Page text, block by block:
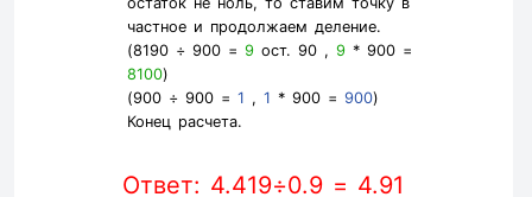
частное и продолжаем деление.
(8190 ÷ 900 = 9ост. 90 , 9* 900 =
8100)
(900 ÷ 900 = 1 , 1 * 900 = 900)
Конец расчета.
Ответ: 4.419÷0.9 = 4.91